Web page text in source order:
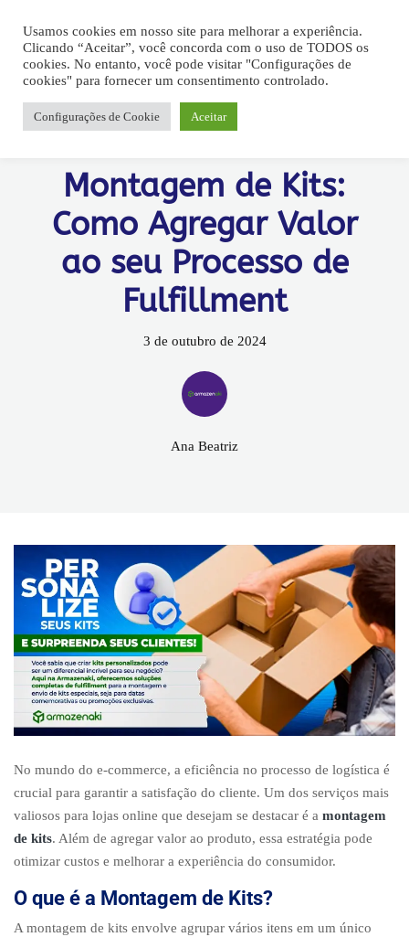
Montagem de Kits:
Como Agregar Valor
ao seu Processo de
Fulfillment
3 de outubro de 2024
Ana Beatriz
No mundo do e-commerce, a eficiência no processo de logística é
crucial para garantir a satisfação do cliente. Um dos serviços mais
valiosos para lojas online que desejam se destacar é a montagem
de kits. Além de agregar valor ao produto, essa estratégia pode
otimizar custos e melhorar a experiência do consumidor.
O que é a Montagem de Kits?
A montagem de kits envolve agrupar vários itens em um único
Usamos cookies em nosso site para melhorar a experiência.
Clicando “Aceitar”, você concorda com o uso de TODOS os
cookies. No entanto, você pode visitar "Configurações de
cookies" para fornecer um consentimento controlado.
Configurações de Cookie Aceitar